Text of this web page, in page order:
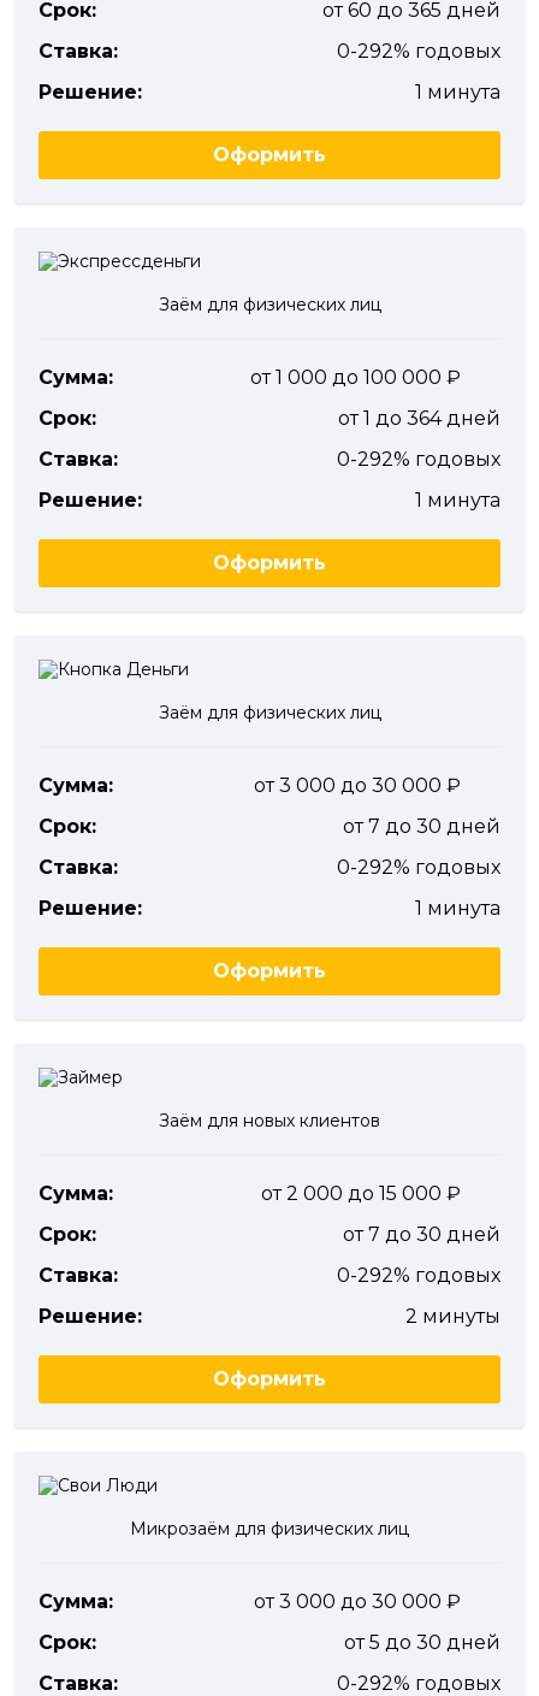
Срок:
от 60 до 365 дней
Ставка:
0-292% годовых
Решение:
1 минута
Оформить
Заём для физических лиц
Сумма:
от 1 000 до 100 000
Срок:
от 1 до 364 дней
Ставка:
0-292% годовых
Решение:
1 минута
Оформить
Заём для физических лиц
Сумма:
от 3 000 до 30 000
Срок:
от 7 до 30 дней
Ставка:
0-292% годовых
Решение:
1 минута
Оформить
Заём для новых клиентов
Сумма:
от 2 000 до 15 000
Срок:
от 7 до 30 дней
Ставка:
0-292% годовых
Решение:
2 минуты
Оформить
Микрозаём для физических лиц
Сумма:
от 3 000 до 30 000
Срок:
от 5 до 30 дней
Ставка:
0-292% годовых